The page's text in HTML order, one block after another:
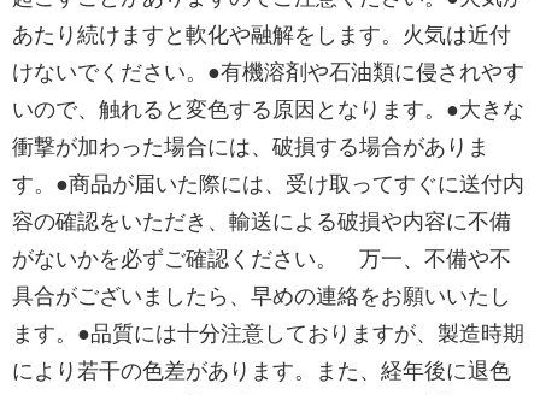
あたり続けますと軟化や融解をします。火気は近付
けないでください。●有機溶剤や石油類に侵されやす
いので、触れると変色する原因となります。●大きな
衝撃が加わった場合には、破損する場合がありま
す。●商品が届いた際には、受け取ってすぐに送付内
容の確認をいただき、輸送による破損や内容に不備
がないかを必ずご確認ください。 万一、不備や不
具合がございましたら、早めの連絡をお願いいたし
ます。●品質には十分注意しておりますが、製造時期
により若干の色差があります。また、経年後に退色